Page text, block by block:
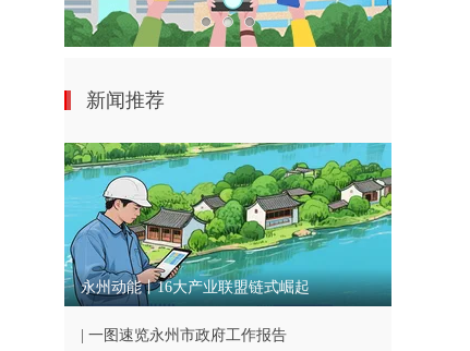
新闻推荐
永州动能丨16大产业联盟链式崛起
| 一图速览永州市政府工作报告